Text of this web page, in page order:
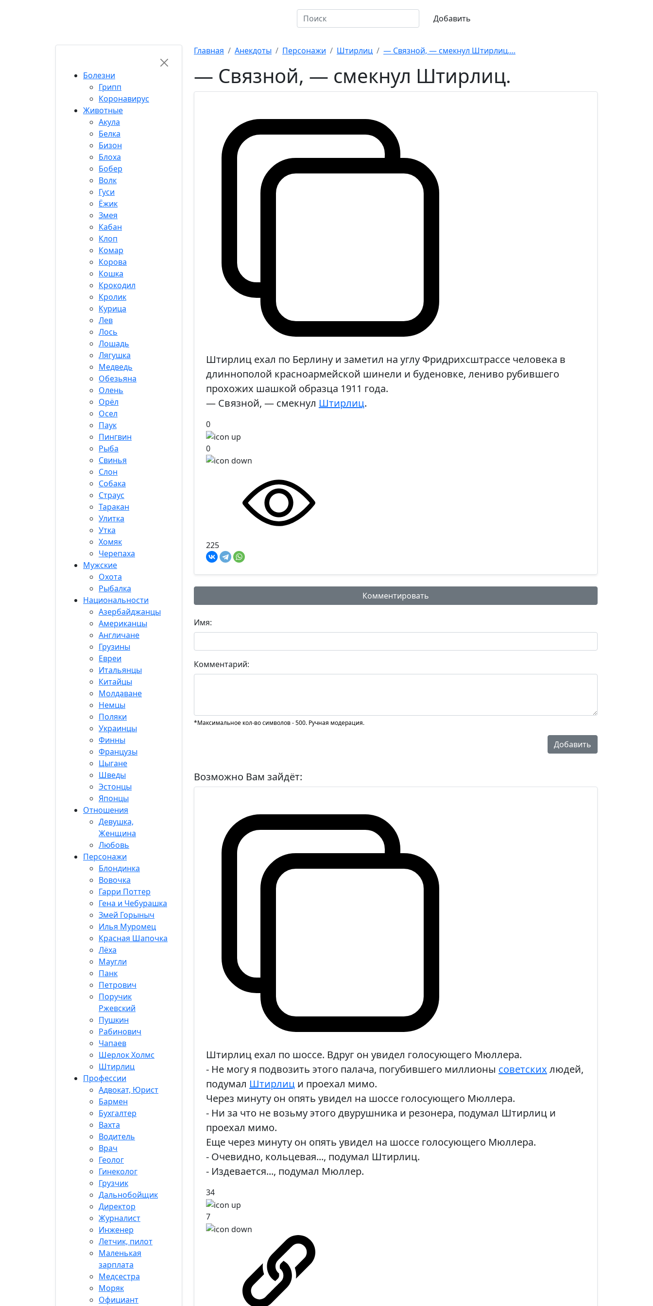
Добавить
Болезни
Грипп
Коронавирус
Животные
Акула
Белка
Бизон
Блоха
Бобер
Волк
Гуси
Ёжик
Змея
Кабан
Клоп
Комар
Корова
Кошка
Крокодил
Кролик
Курица
Лев
Лось
Лошадь
Лягушка
Медведь
Обезьяна
Олень
Орёл
Осел
Паук
Пингвин
Рыба
Свинья
Слон
Собака
Страус
Таракан
Улитка
Утка
Хомяк
Черепаха
Мужские
Охота
Рыбалка
Национальности
Азербайджанцы
Американцы
Англичане
Грузины
Евреи
Итальянцы
Китайцы
Молдаване
Немцы
Поляки
Украинцы
Финны
Французы
Цыгане
Шведы
Эстонцы
Японцы
Отношения
Девушка,
Женщина
Любовь
Персонажи
Блондинка
Вовочка
Гарри Поттер
Гена и Чебурашка
Змей Горыныч
Илья Муромец
Красная Шапочка
Лёха
Маугли
Панк
Петрович
Поручик
Ржевский
Пушкин
Рабинович
Чапаев
Шерлок Холмс
Штирлиц
Профессии
Адвокат, Юрист
Бармен
Бухгалтер
Вахта
Водитель
Врач
Геолог
Гинеколог
Грузчик
Дальнобойщик
Директор
Журналист
Инженер
Летчик, пилот
Маленькая
зарплата
Медсестра
Моряк
Официант
Главная Анекдоты Персонажи Штирлиц — Связной, — смекнул Штирлиц....
— Связной, — смекнул Штирлиц.
Штирлиц ехал по Берлину и заметил на углу Фридрихсштрассе человека в
длиннополой красноармейской шинели и буденовке, лениво рубившего
прохожих шашкой образца 1911 года.
— Связной, — смекнул Штирлиц.
0
0
225
Комментировать
Имя:
Комментарий:
*Максимальное кол-во символов - 500. Ручная модерация.
Добавить
Возможно Вам зайдёт:
Штирлиц ехал по шоссе. Вдруг он увидел голосующего Мюллера.
- Не могу я подвозить этого палача, погубившего миллионы советских людей,
подумал Штирлиц и проехал мимо.
Через минуту он опять увидел на шоссе голосующего Мюллера.
- Ни за что не возьму этого двурушника и резонера, подумал Штирлиц и
проехал мимо.
Еще через минуту он опять увидел на шоссе голосующего Мюллера.
- Очевидно, кольцевая..., подумал Штирлиц.
- Издевается..., подумал Мюллер.
34
7